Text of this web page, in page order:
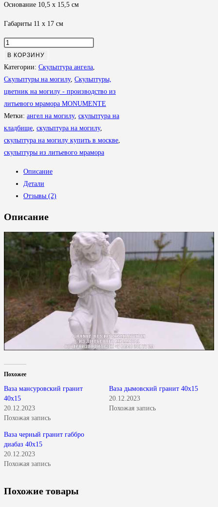
Основание 10,5 х 15,5 см
Габариты 11 х 17 см
Количество
товара
Ангел
СК
026
В КОРЗИНУ
Категории: Скульптура ангела
Скульптуры на могилу, Скульптуры,
цветник на могилу - производство из
литьевого мрамора MONUMENTE
Метки: ангел на могилу, скульптура на
кладбище скульптура на могилу,
скульптура на могилу купить в москве
скульптуры из литьевого мрамора
Описание
Детали
Отзывы (2)
Описание
Похожее
Ваза мансуровский гранит
40х15
20.12.2023
Похожая запись
Ваза дымовский гранит 40х15
20.12.2023
Похожая запись
Ваза черный гранит габбро
диабаз 40х15
20.12.2023
Похожая запись
Похожие товары